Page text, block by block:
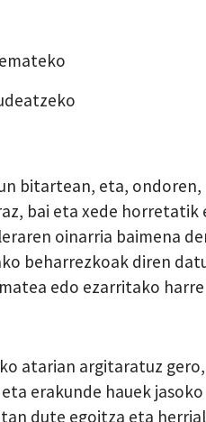
bitartean, eta,
bai eta xede
oinarria baimena
beharrezkoak diren
edo ezarritako
atarian argitaratuz
erakunde hauek
dute egoitza eta